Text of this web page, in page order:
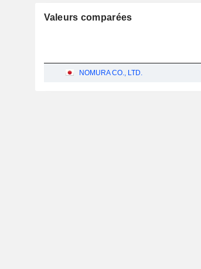
Valeurs comparées
NOMURA CO., LTD.